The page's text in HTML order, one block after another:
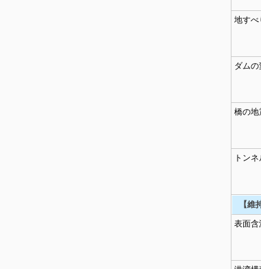
地すべ
ダム
橋の地
トン
【維
表面含